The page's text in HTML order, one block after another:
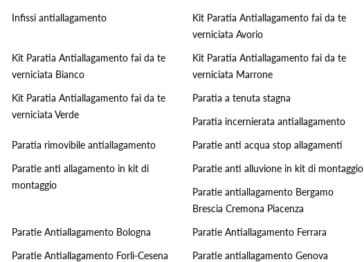
Infissi antiallagamento
Kit Paratia Antiallagamento fai da te
verniciata Avorio
Kit Paratia Antiallagamento fai da te
verniciata Bianco
Kit Paratia Antiallagamento fai da te
verniciata Marrone
Kit Paratia Antiallagamento fai da te
verniciata Verde
Paratia a tenuta stagna
Paratia incernierata antiallagamento
Paratia rimovibile antiallagamento
Paratie anti acqua stop allagamenti
Paratie anti allagamento in kit di
montaggio
Paratie anti alluvione in kit di montaggio
Paratie antiallagamento Bergamo
Brescia Cremona Piacenza
Paratie Antiallagamento Bologna
Paratie Antiallagamento Ferrara
Paratie Antiallagamento Forlì-Cesena
Paratie antiallagamento Genova